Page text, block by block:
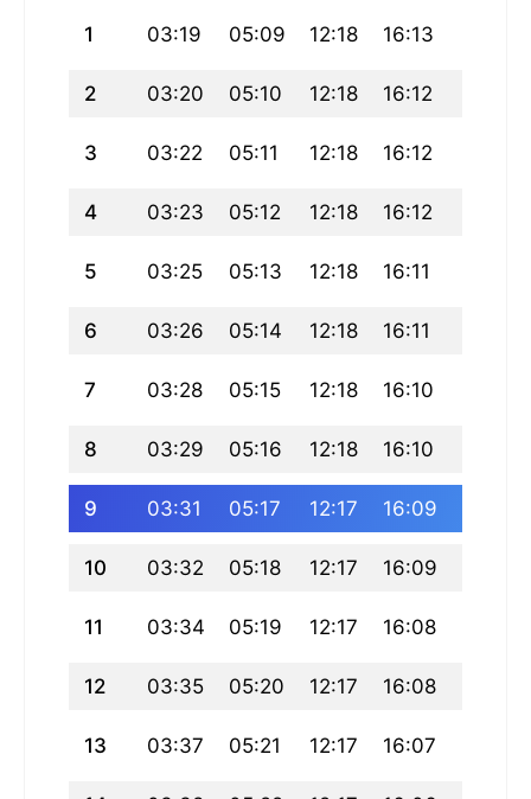
1 03:19 05:09 12:18 16:13
2 03:20 05:10 12:18 16:12
3 03:22 05:11 12:18 16:12
4 03:23 05:12 12:18 16:12
5 03:25 05:13 12:18 16:11
6 03:26 05:14 12:18 16:11
7 03:28 05:15 12:18 16:10
8 03:29 05:16 12:18 16:10
9 03:31 05:17 12:17 16:09
10 03:32 05:18 12:17 16:09
11 03:34 05:19 12:17 16:08
12 03:35 05:20 12:17 16:08
13 03:37 05:21 12:17 16:07